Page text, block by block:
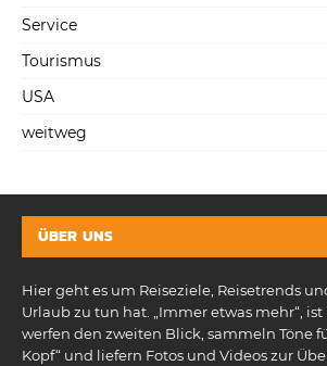
Service
Tourismus
USA
weitweg
ÜBER UNS
Hier geht es um Reiseziele, Reisetrends
Urlaub zu tun hat. „Immer etwas mehr“, ist
werfen den zweiten Blick, sammeln Töne
Kopf“ und liefern Fotos und Videos zur